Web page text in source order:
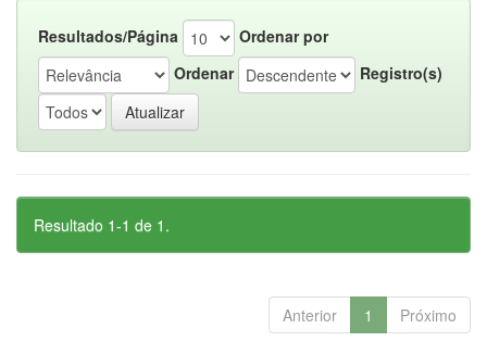
Resultados/Página
Ordenar por
Ordenar
Registro(s)
Resultado 1-1 de 1.
Anterior 1 Próximo